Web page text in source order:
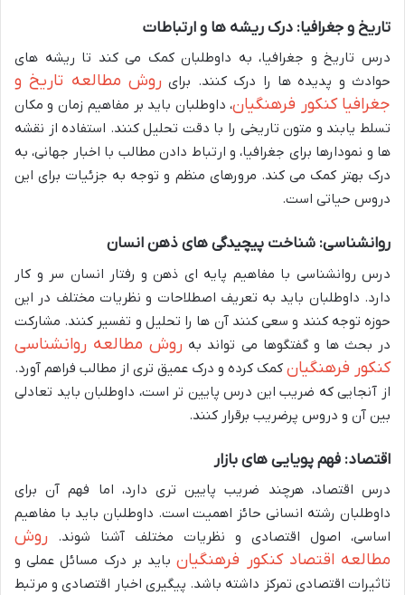
تاریخ و جغرافیا: درک ریشه ها و ارتباطات
درس تاریخ و جغرافیا، به داوطلبان کمک می کند تا ریشه های
حوادث و پدیده ها را درک کنند. برای روش مطالعه تاریخ و
جغرافیا کنکور فرهنگیان، داوطلبان باید بر مفاهیم زمان و مکان
تسلط یابند و متون تاریخی را با دقت تحلیل کنند. استفاده از نقشه
ها و نمودارها برای جغرافیا، و ارتباط دادن مطالب با اخبار جهانی، به
درک بهتر کمک می کند. مرورهای منظم و توجه به جزئیات برای این
دروس حیاتی است.
روانشناسی: شناخت پیچیدگی های ذهن انسان
درس روانشناسی با مفاهیم پایه ای ذهن و رفتار انسان سر و کار
دارد. داوطلبان باید به تعریف اصطلاحات و نظریات مختلف در این
حوزه توجه کنند و سعی کنند آن ها را تحلیل و تفسیر کنند. مشارکت
در بحث ها و گفتگوها می تواند به روش مطالعه روانشناسی
کنکور فرهنگیان کمک کرده و درک عمیق تری از مطالب فراهم آورد.
از آنجایی که ضریب این درس پایین تر است، داوطلبان باید تعادلی
بین آن و دروس پرضریب برقرار کنند.
اقتصاد: فهم پویایی های بازار
درس اقتصاد، هرچند ضریب پایین تری دارد، اما فهم آن برای
داوطلبان رشته انسانی حائز اهمیت است. داوطلبان باید با مفاهیم
اساسی، اصول اقتصادی و نظریات مختلف آشنا شوند. روش
مطالعه اقتصاد کنکور فرهنگیانباید بر درک مسائل عملی و
تاثیرات اقتصادی تمرکز داشته باشد. پیگیری اخبار اقتصادی و مرتبط